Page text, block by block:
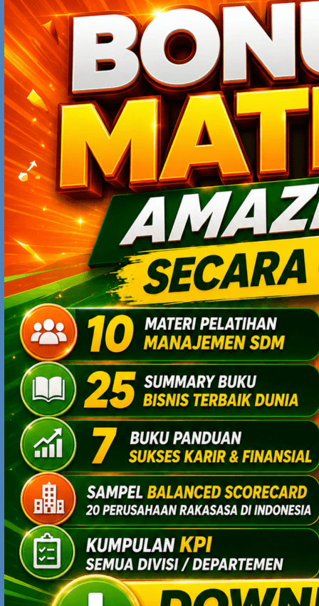
sustain long term
Salam sukses
https://umrahjogja.com
RUMAHMEBEL.ID
MARCH 8, 2019 AT 7:00 PM
Kalau anda tidak tahu, tidak memprioritaskan
Bagaimana Tidur pun Dapat Uang…, maka Anda akan
Terus Bekerja Seumur Hidup.
ANDRES
MARCH 9, 2019 AT 3:16 PM
sangat masuk akal. banyak kisah yg membuktikan itu…
orang miskin jadi kaya. paling enggak keluar dari
kejepitan finansial..ga susah terus
.
Comments are closed.
MAN BEHIND THE BLOG
Pengelola blog ini adalahYodhia Antariksa, msc in hr
management.